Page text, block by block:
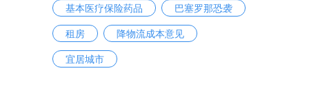
基本医疗保险药品
巴塞罗那恐袭
租房
降物流成本意见
宜居城市